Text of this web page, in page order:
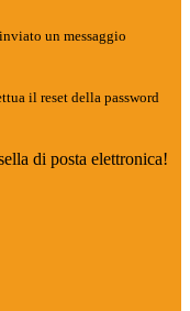
un messaggio
il reset della password
di posta elettronica!